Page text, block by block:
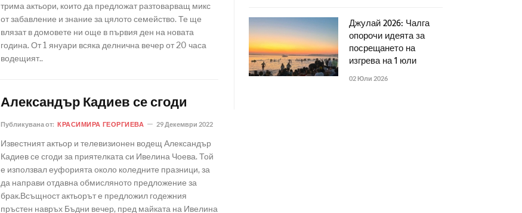
трима актьори, които да предложат разтоварващ микс
от забавление и знание за цялото семейство. Те ще
влязат в домовете ни още в първия ден на новата
година. От 1 януари всяка делнична вечер от 20 часа
водещият..
Александър Кадиев се сгоди
Публикувана от: КРАСИМИРА ГЕОРГИЕВА 29 Декември 2022
Известният актьор и телевизионен водещ Александър
Кадиев се сгоди за приятелката си Ивелина Чоева. Той
е използвал еуфорията около коледните празници, за
да направи отдавна обмисляното предложение за
брак.Всъщност актьорът е предложил годежния
пръстен навръх Бъдни вечер, пред майката на Ивелина
Джулай 2026: Чалга
опорочи идеята за
посрещането на
изгрева на 1 юли
02 Юли 2026